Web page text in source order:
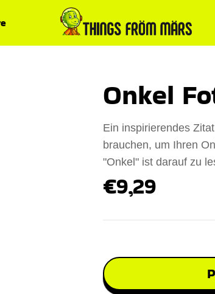
Onkel
Ein inspirierendes
brauchen, um Ihren
"Onkel" ist darauf zu
€9,29